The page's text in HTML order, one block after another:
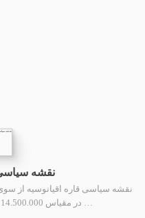
نقشه سیاسی
نقشه سیاسی قاره اقیانوسیه از